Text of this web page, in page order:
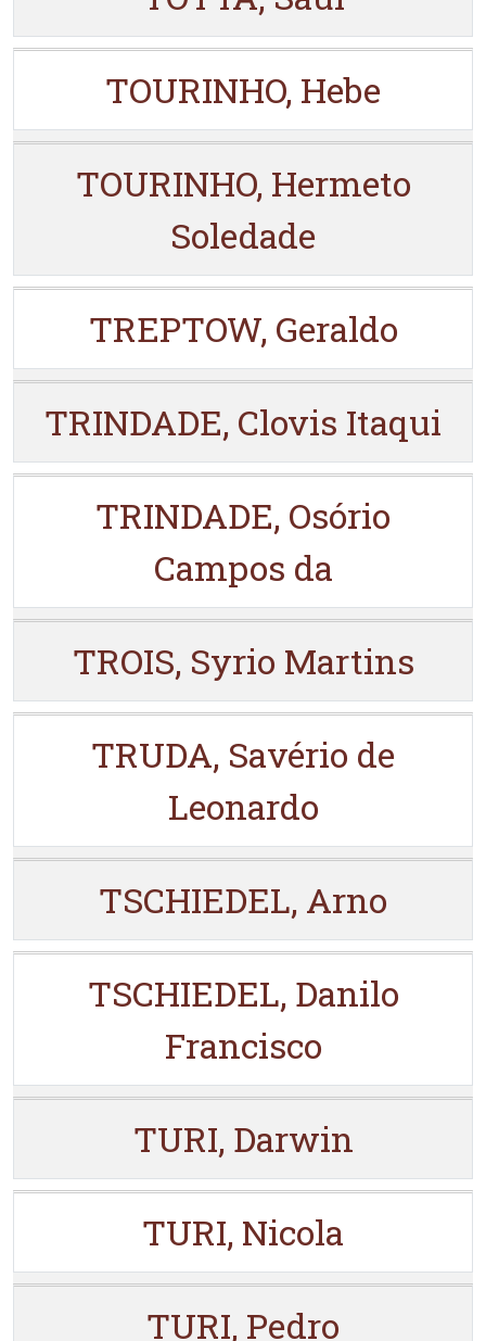
TOURINHO, Hebe
TOURINHO, Hermeto
Soledade
TREPTOW, Geraldo
TRINDADE, Clovis Itaqui
TRINDADE, Osório
Campos da
TROIS, Syrio Martins
TRUDA, Savério de
Leonardo
TSCHIEDEL, Arno
TSCHIEDEL, Danilo
Francisco
TURI, Darwin
TURI, Nicola
TURI, Pedro